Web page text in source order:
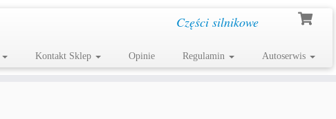
Części silnikowe
Kontakt Sklep Opinie Regulamin Autoserwis